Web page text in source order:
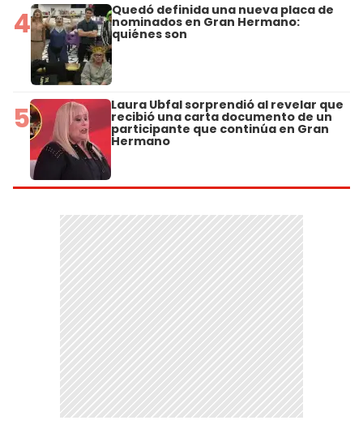
4 Quedó definida una nueva placa de
nominados en Gran Hermano:
quiénes son
5 Laura Ubfal sorprendió al revelar que
recibió una carta documento de un
participante que continúa en Gran
Hermano